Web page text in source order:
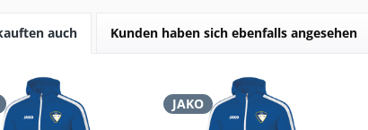
auch Kunden haben sich ebenfalls angesehen
JAKO